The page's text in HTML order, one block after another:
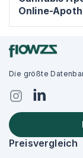
Online-
Die größte
Preisvergleich